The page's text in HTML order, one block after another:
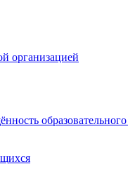
организацией